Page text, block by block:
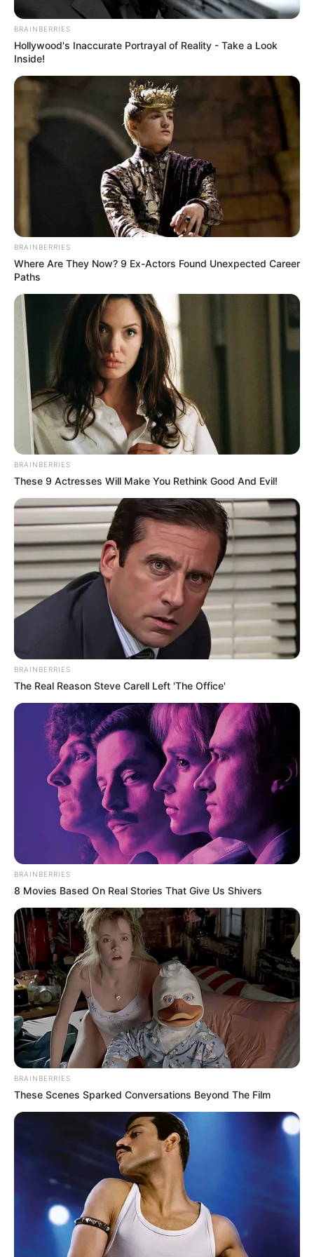
ΔΗΜΟΦΙΛΗ ΑΡΘΡΑ
Η Ρωσία κινητοποίησε το πυρηνικό
υποβρύχιο «K-329 Belgorod» για να
δοκιμάσει την...
Δευτέρα, 3 Οκτωβρίου 2022, 12:38
Η Ρωσία κινητοποίησε το πυρηνικό...
ΕΠΙΚΟΙΝΩΝΙΑ ΑΝΩΘΕΝ. ΠΩΣ
ΓΙΝΕΤΑΙ. ΟΔΗΓΙΕΣ ΓΙΑ
ΑΡΧΑΡΙΟΥΣ ΑΛΛΑ ΚΑΙ
ΣΥΜΒΟΥΛΕΣ ΓΙΑ
ΠΡΟΧΩΡΗΜΕΝΟΥΣ.
Από το 1867 ξέρουν ότι η
Ελλάδα έχει πολύ πετρέλαιο
σύμφωνα με...
Η Moderna μηνύει τους
αντιπάλους της της Big
Pharma για τις
πατέντες εμβολίων
Η omertà της Covid
Ο Υπόγειος Πόλεμος είναι γεγονός.. Το
κυνήγι είναι σε εξέλιξη
Τετάρτη, 5 Οκτωβρίου 2022, 21:39
Ο Υπόγειος Πόλεμος είναι γεγονός.....
Συμβούλιο: Αντιδρά για την
προαγωγή της Παγουτέλη
στην αντιπροεδρία του...
ΩΡΑ ΤΩΝ ΓΗΙΝΩΝ
ΑΠΟΚΑΛΥΨΕΩΝ ΛΕΠΤΟ ΠΡΟΣ
ΛΕΠΤΟ. Ο...
BRAINBERRIES
Hollywood's Inaccurate Portrayal of Reality - Take a Look
Inside!
BRAINBERRIES
Where Are They Now? 9 Ex-Actors Found Unexpected Career
Paths
BRAINBERRIES
These 9 Actresses Will Make You Rethink Good And Evil!
BRAINBERRIES
The Real Reason Steve Carell Left 'The Office'
BRAINBERRIES
8 Movies Based On Real Stories That Give Us Shivers
BRAINBERRIES
These Scenes Sparked Conversations Beyond The Film